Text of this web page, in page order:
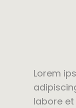
Lorem
labore